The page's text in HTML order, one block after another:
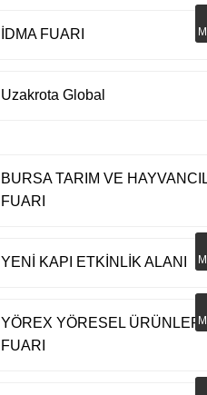
İDMA FUARI
Uzakrota Global
BURSA TARIM VE
FUARI
YENİ KAPI ETKİNLİK ALANI
YÖREX YÖRESEL ÜRÜNLER
FUARI